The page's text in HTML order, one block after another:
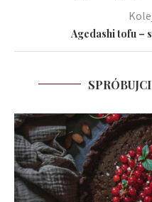
Agedashi tofu –